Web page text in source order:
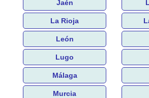
Jaén
La Rioja
León
Lugo
Málaga
Murcia